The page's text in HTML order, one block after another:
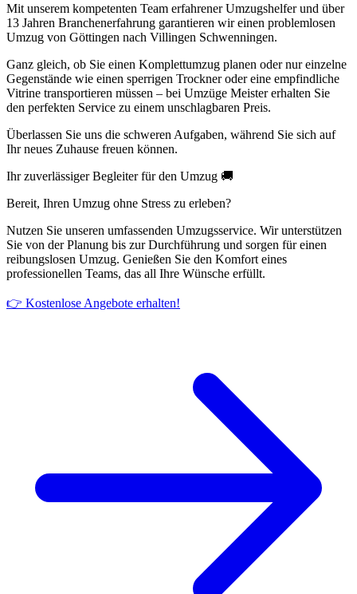
Mit unserem kompetenten Team erfahrener Umzugshelfer und über
13 Jahren Branchenerfahrung garantieren wir einen problemlosen
Umzug von Göttingen nach Villingen Schwenningen⁠.
Ganz gleich, ob Sie einen Komplettumzug planen oder nur einzelne
Gegenstände wie einen sperrigen Trockner oder eine empfindliche
Vitrine transportieren müssen – bei Umzüge Meister erhalten Sie
den perfekten Service zu einem unschlagbaren Preis.
Überlassen Sie uns die schweren Aufgaben, während Sie sich auf
Ihr neues Zuhause freuen können.
Ihr zuverlässiger Begleiter für den Umzug 🚚
Bereit, Ihren Umzug ohne Stress zu erleben?
Nutzen Sie unseren umfassenden Umzugsservice. Wir unterstützen
Sie von der Planung bis zur Durchführung und sorgen für einen
reibungslosen Umzug. Genießen Sie den Komfort eines
professionellen Teams, das all Ihre Wünsche erfüllt.
👉 Kostenlose Angebote erhalten!